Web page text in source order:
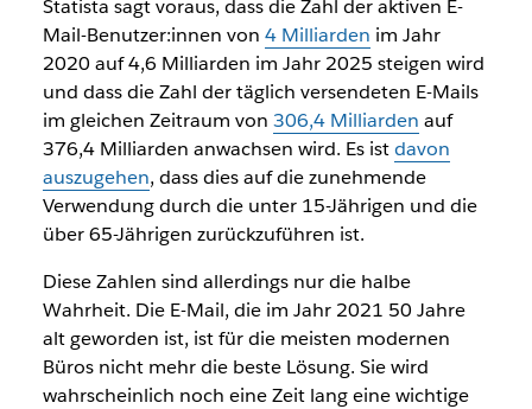
30. September 2025
Statista sagt voraus, dass die Zahl der aktiven E-
Mail-Benutzer:innen von 4 Milliarden im Jahr
2020 auf 4,6 Milliarden im Jahr 2025 steigen wird
und dass die Zahl der täglich versendeten E-Mails
im gleichen Zeitraum von 306,4 Milliarden auf
376,4 Milliarden anwachsen wird. Es istdavon
auszugehen, dass dies auf die zunehmende
Verwendung durch die unter 15-Jährigen und die
über 65-Jährigen zurückzuführen ist.
Diese Zahlen sind allerdings nur die halbe
Wahrheit. Die E-Mail, die im Jahr 2021 50 Jahre
alt geworden ist, ist für die meisten modernen
Büros nicht mehr die beste Lösung. Sie wird
wahrscheinlich noch eine Zeit lang eine wichtige